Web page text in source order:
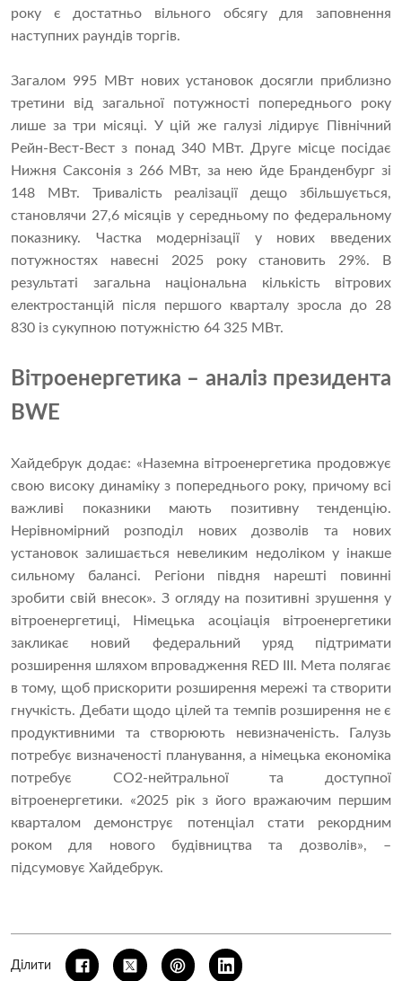
року є достатньо вільного обсягу для заповнення
наступних раундів торгів.
Загалом 995 МВт нових установок досягли приблизно
третини від загальної потужності попереднього року
лише за три місяці. У цій же галузі лідирує Північний
Рейн-Вест-Вест з понад 340 МВт. Друге місце посідає
Нижня Саксонія з 266 МВт, за нею йде Бранденбург зі
148 МВт. Тривалість реалізації дещо збільшується,
становлячи 27,6 місяців у середньому по федеральному
показнику. Частка модернізації у нових введених
потужностях навесні 2025 року становить 29%. В
результаті загальна національна кількість вітрових
електростанцій після першого кварталу зросла до 28
830 із сукупною потужністю 64 325 МВт.
Вітроенергетика – аналіз президента
BWE
Хайдебрук додає: «Наземна вітроенергетика продовжує
свою високу динаміку з попереднього року, причому всі
важливі показники мають позитивну тенденцію.
Нерівномірний розподіл нових дозволів та нових
установок залишається невеликим недоліком у інакше
сильному балансі. Регіони півдня нарешті повинні
зробити свій внесок». З огляду на позитивні зрушення у
вітроенергетиці, Німецька асоціація вітроенергетики
закликає новий федеральний уряд підтримати
розширення шляхом впровадження RED III. Мета полягає
в тому, щоб прискорити розширення мережі та створити
гнучкість. Дебати щодо цілей та темпів розширення не є
продуктивними та створюють невизначеність. Галузь
потребує визначеності планування, а німецька економіка
потребує CO2-нейтральної та доступної
вітроенергетики. «2025 рік з його вражаючим першим
кварталом демонструє потенціал стати рекордним
роком для нового будівництва та дозволів», –
підсумовує Хайдебрук.
Ділити